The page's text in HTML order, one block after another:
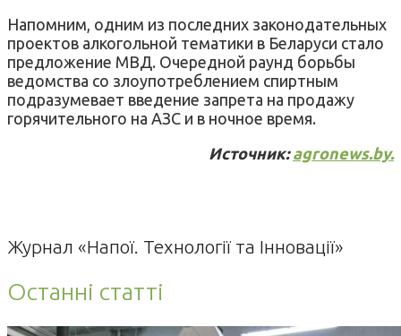
Напомним, одним из последних законодательных
проектов алкогольной тематики в Беларуси стало
предложение МВД. Очередной раунд борьбы
ведомства со злоупотреблением спиртным
подразумевает введение запрета на продажу
горячительного на АЗС и в ночное время.
Источник:agronews.by.
Журнал «Напої. Технології та Інновації»
Останні статті